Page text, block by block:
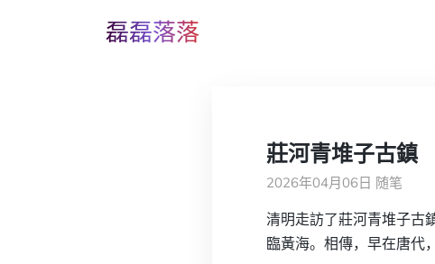
磊磊落落
莊河青堆子古鎮
2026年04月06日 随笔
清明走訪了莊河青堆子古
臨黃海。相傳，早在唐代